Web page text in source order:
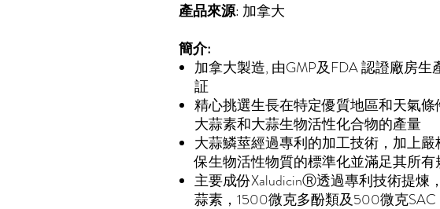
產品來源: 加拿大
簡介:
加拿大製造, 由GMP及FDA 認證廠房生
証
精心挑選生長在特定優質地區和天氣
大蒜素和大蒜生物活性化合物的產量
大蒜鱗莖經過專利的加工技術，加上
保生物活性物質的標準化並滿足其所有
主要成份XaludicinⓇ️透過專利技術提煉
蒜素，1500微克多酚類及500微克SAC